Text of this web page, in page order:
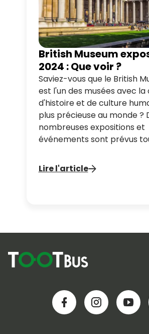
British Museum
2024 : Que voir ?
Saviez-vous que le British
est l'un des musées avec
d'histoire et de culture
plus précieuse au monde ?
nombreuses expositions et
événements sont prévus
bus Découverte de Londres
faire un arrêt au musée !
Lire l'article